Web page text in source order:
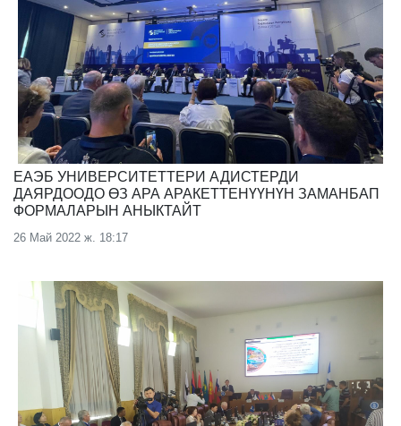
ЕАЭБ УНИВЕРСИТЕТТЕРИ АДИСТЕРДИ
ДАЯРДООДО ӨЗ АРА АРАКЕТТЕНҮҮНҮН ЗАМАНБАП
ФОРМАЛАРЫН АНЫКТАЙТ
26 Май 2022 ж. 18:17